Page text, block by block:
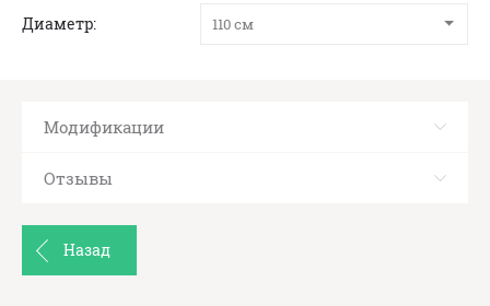
Диаметр 110 см
Модификации
Отзывы
Назад